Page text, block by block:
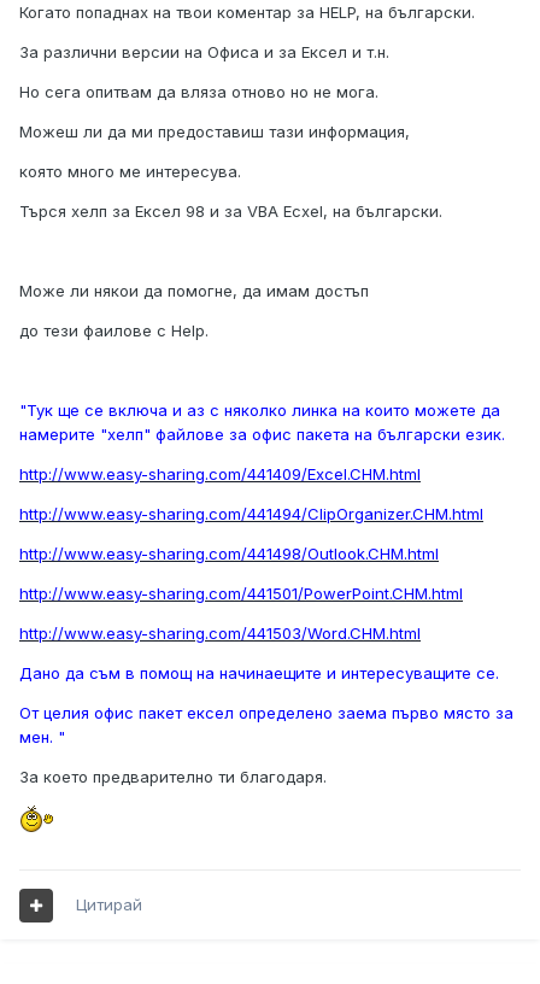
Когато попаднах на твои коментар за HELP, на български.
За различни версии на Офиса и за Ексел и т.н.
Но сега опитвам да вляза отново но не мога.
Можеш ли да ми предоставиш тази информация,
която много ме интересува.
Търся хелп за Ексел 98 и за VBA Ecxel, на български.
Може ли някои да помогне, да имам достъп
до тези фаилове с Help.
"Тук ще се включа и аз с няколко линка на които можете да
намерите "хелп" файлове за офис пакета на български език.
http://www.easy-sharing.com/441409/Excel.CHM.html
http://www.easy-sharing.com/441494/ClipOrganizer.CHM.html
http://www.easy-sharing.com/441498/Outlook.CHM.html
http://www.easy-sharing.com/441501/PowerPoint.CHM.html
http://www.easy-sharing.com/441503/Word.CHM.html
Дано да съм в помощ на начинаещите и интересуващите се.
От целия офис пакет ексел определено заема първо място за
мен. "
За което предварително ти благодаря.
Цитирай